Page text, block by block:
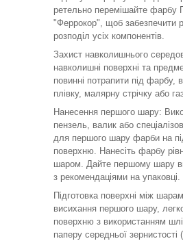
ретельно перемішайте фарбу
"Феррокор", щоб забезпечити
розподіл усіх компонентів.
Захист навколишнього
навколишні поверхні та
повинні потрапити під фарбу,
плівку, малярну стрічку або
Нанесення першого шару:
пензель, валик або
для першого шару фарби на
поверхню. Нанесіть фарбу
шаром. Дайте першому шару
з рекомендаціями на упаковці.
Підготовка поверхні між
висихання першого шару,
поверхню з використанням
паперу середньої зернистості